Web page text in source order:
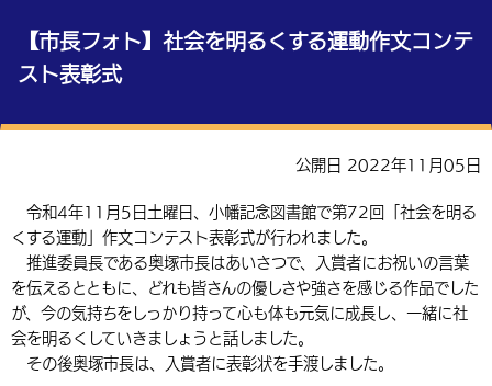
英語（English） 中国語（簡体字）
中国語（繁体字） 韓国語（한국어）
組織案内
総合メニュー
くらしの情報
届出・登録・証明 保険・年金
健康・予防
税金 住宅・インフラ
環境・衛生 生涯学習・スポーツ・人権
選挙 外国人の方向け情報
事業者の方へ
産業・雇用
農林水産業 税金
都市整備
施設情報 子どもを預ける
手当・助成 健康・医療
相談・支援・情報 計画・施策
観光・移住
観光なび スポットを探す
遊ぶ・体験する グルメ・食べる
買う・おみやげ 四季のイベント・祭り
市政情報
中津市について 市役所の紹介
地方創生・地域活性化 広報・広聴
【市長フォト】社会を明るくする運動作文コンテ
スト表彰式
公開日 2022年11月05日
令和4年11月5日土曜日、小幡記念図書館で第72回「社会を明る
くする運動」作文コンテスト表彰式が行われました。
推進委員長である奥塚市長はあいさつで、入賞者にお祝いの言葉
を伝えるとともに、どれも皆さんの優しさや強さを感じる作品でした
が、今の気持ちをしっかり持って心も体も元気に成長し、一緒に社
会を明るくしていきましょうと話しました。
その後奥塚市長は、入賞者に表彰状を手渡しました。